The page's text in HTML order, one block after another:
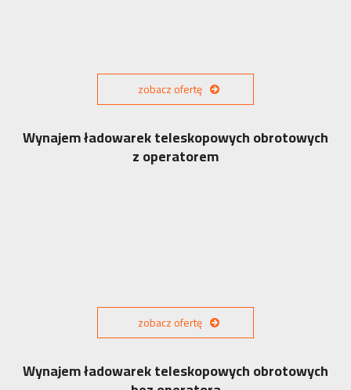
zobacz ofertę
Wynajem ładowarek teleskopowych obrotowych
z operatorem
zobacz ofertę
Wynajem ładowarek teleskopowych obrotowych